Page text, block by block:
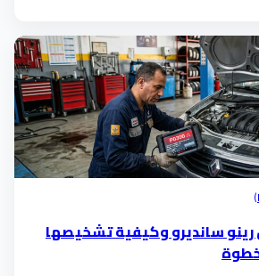
رينو سانديرو وكيفية تشخيصها